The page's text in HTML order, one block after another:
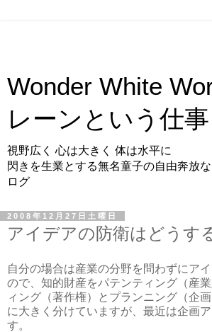
Wonder White
レーンという仕事
視野広く 心は大きく 体は水平に
閃きを生業とする無名童子の自由奔放
ログ
2008年12月27日土曜日
アイデアの防衛はどうす
自分の場合は産業の分野を問わずにア
ので、知的財産をパテンティング（産
ィング（著作権）とプランニング（企
に大きく分けていますが、最近は企画
す。